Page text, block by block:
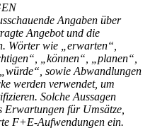
Angaben über
Angebot und die
Wörter wie „erwarten“,
„können“, „planen“,
sowie Abwandlungen
werden verwendet, um
Solche Aussagen
Erwartungen für Umsätze,
F+E-Aufwendungen ein.